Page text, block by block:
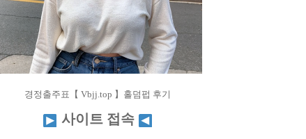
경정출주표【 Vbjj.top 】홀덤펍 후기
사이트 접속